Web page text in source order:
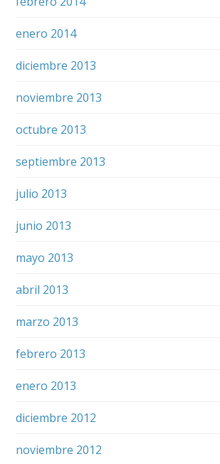
enero 2014
diciembre 2013
noviembre 2013
octubre 2013
septiembre 2013
julio 2013
junio 2013
mayo 2013
abril 2013
marzo 2013
febrero 2013
enero 2013
diciembre 2012
noviembre 2012